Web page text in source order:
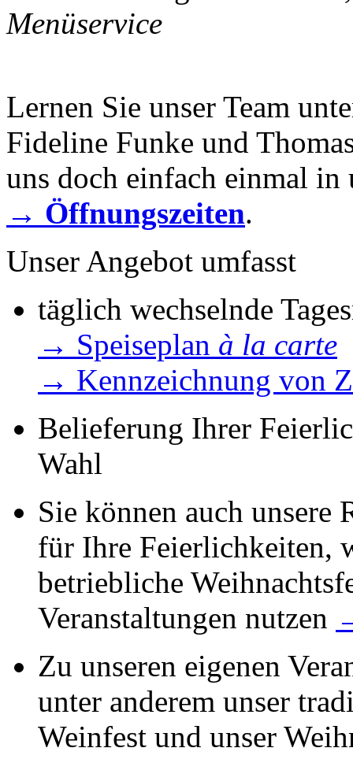
Menüservice
Lernen Sie unser Team
Fideline Funke und
uns doch einfach einmal in
→ Öffnungszeiten.
Unser Angebot umfasst
täglich wechselnde
→ Speiseplan à la carte
→ Kennzeichnung von
Belieferung Ihrer
Wahl
Sie können auch unsere
für Ihre Feierlichkeiten,
betriebliche
Veranstaltungen nutzen
Zu unseren eigenen
unter anderem unser
Weinfest und unser